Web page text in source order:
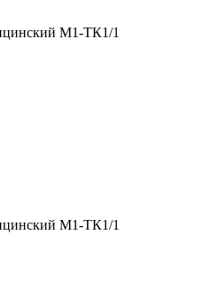
М1-ТК1/1
М1-ТК1/1